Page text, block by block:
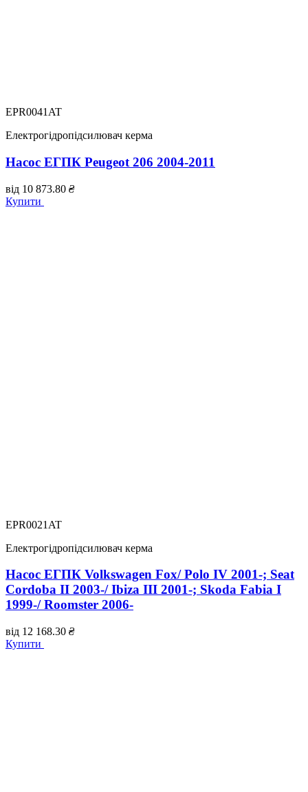
EPR0041AT
Електрогідропідсилювач керма
Насос ЕГПК Peugeot 206 2004-2011
від 10 873.80 ₴
Купити
EPR0021AT
Електрогідропідсилювач керма
Насос ЕГПК Volkswagen Fox/ Polo IV 2001-; Seat
Cordoba II 2003-/ Ibiza III 2001-; Skoda Fabia I
1999-/ Roomster 2006-
від 12 168.30 ₴
Купити